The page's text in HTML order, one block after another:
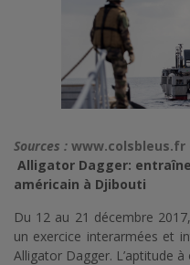
Sources : www.colsbleus.fr
Alligator Dagger:
américain à Djibouti
Du 12 au 21 décembre
un exercice interarmées et
Alligator Dagger. L’aptitude